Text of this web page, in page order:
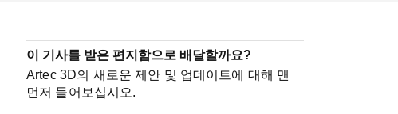
이 기사를 받은 편지함으로 배달할까요?
Artec 3D의 새로운 제안 및 업데이트에 대해 맨
먼저 들어보십시오.